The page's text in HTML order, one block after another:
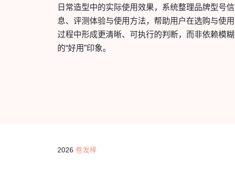
日常造型中的实际使用效果，系统整理品牌型号信
息、评测体验与使用方法，帮助用户在选购与使用
过程中形成更清晰、可执行的判断，而非依赖模糊
的“好用”印象。
2026 卷发棒